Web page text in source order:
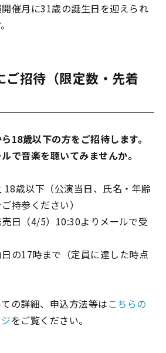
催月に31歳の誕生日を迎えられ
ご招待（限定数・先着
18歳以下の方をご招待します。
で音楽を聴いてみませんか。
18歳以下（公演当日、氏名・年齢
持参ください）
売日（4/5）10:30よりメールで受
日の17時まで（定員に達した時点
の詳細、申込方法等は こちらの
をご覧ください。